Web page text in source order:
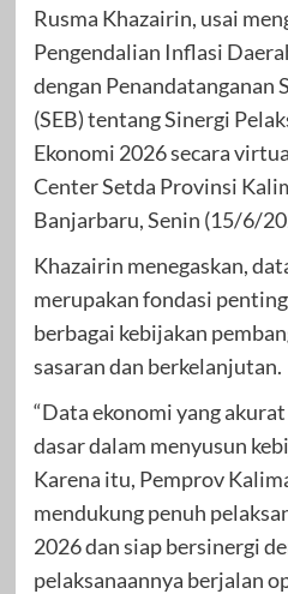
Rusma Khazairin, usai
Pengendalian Inflasi
dengan Penandatanganan
(SEB) tentang Sinergi
Ekonomi 2026 secara
Center Setda Provinsi
Banjarbaru, Senin (15/6/
Khazairin menegaskan,
merupakan fondasi
berbagai kebijakan
sasaran dan berkelanjutan.
“Data ekonomi yang
dasar dalam menyusun
Karena itu, Pemprov
mendukung penuh
2026 dan siap bersinergi
pelaksanaannya berjalan